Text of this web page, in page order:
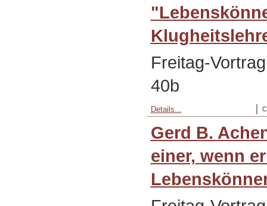
Freitag-
40b
Details...
Gerd B.
einer, wenn